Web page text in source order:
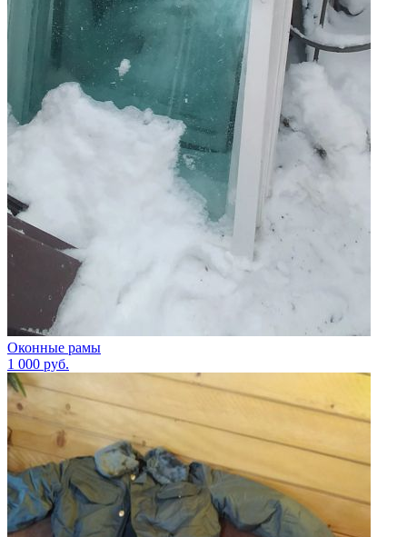
Оконные рамы
1 000 руб.